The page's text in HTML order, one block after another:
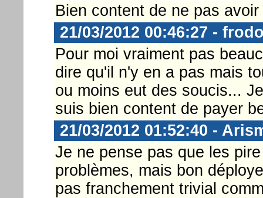
Bien content de ne pas
21/03/2012 00:46:27 -
Pour moi vraiment pas
dire qu'il n'y en a pas mais
ou moins eut des soucis...
suis bien content de payer
21/03/2012 01:52:40 -
Je ne pense pas que les
problèmes, mais bon
pas franchement trivial